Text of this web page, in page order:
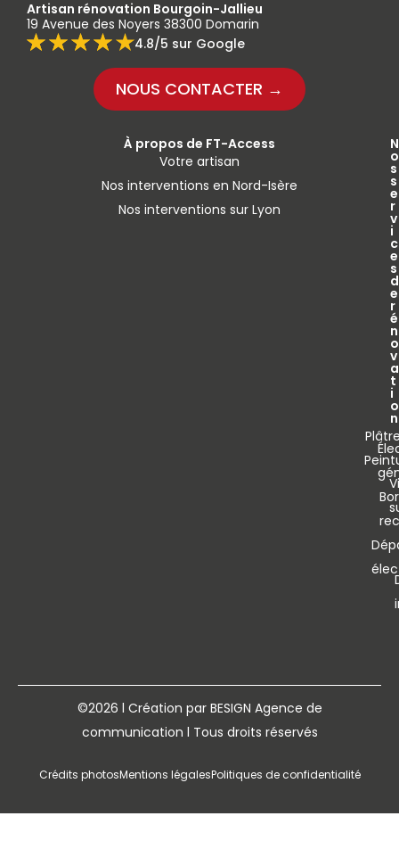
Artisan rénovation Bourgoin-Jallieu
19 Avenue des Noyers 38300 Domarin
4.8/5 sur Google
NOUS CONTACTER →
À propos de FT-Access
Votre artisan
Nos interventions en Nord-Isère
Nos interventions sur Lyon
N
o
s
s
e
r
v
i
c
e
s
d
e
r
é
n
o
v
a
t
i
o
n
©2026 l Création par BESIGN Agence de
communication l Tous droits réservés
Crédits photosMentions légalesPolitiques de confidentialité